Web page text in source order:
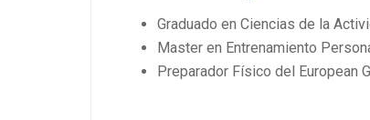
Graduado en Ciencias de la
Master en Entrenamiento
Preparador Físico del European